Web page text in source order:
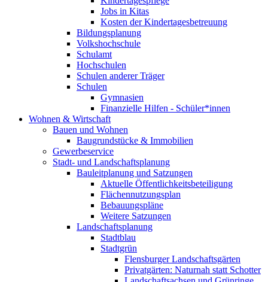
Jobs in Kitas
Kosten der Kindertagesbetreuung
Bildungsplanung
Volkshochschule
Schulamt
Hochschulen
Schulen anderer Träger
Schulen
Gymnasien
Finanzielle Hilfen - Schüler*innen
Wohnen & Wirtschaft
Bauen und Wohnen
Baugrundstücke & Immobilien
Gewerbeservice
Stadt- und Landschaftsplanung
Bauleitplanung und Satzungen
Aktuelle Öffentlichkeitsbeteiligung
Flächennutzungsplan
Bebauungspläne
Weitere Satzungen
Landschaftsplanung
Stadtblau
Stadtgrün
Flensburger Landschaftsgärten
Privatgärten: Naturnah statt Schotter